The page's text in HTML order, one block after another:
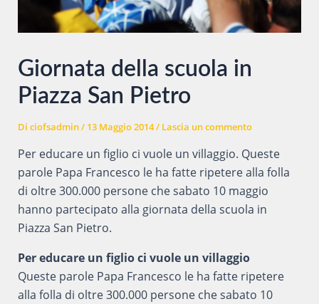
Giornata della scuola in
Piazza San Pietro
Di ciofsadmin/ 13 Maggio 2014/ Lascia un commento
Per educare un figlio ci vuole un villaggio. Queste
parole Papa Francesco le ha fatte ripetere alla folla
di oltre 300.000 persone che sabato 10 maggio
hanno partecipato alla giornata della scuola in
Piazza San Pietro.
Per educare un figlio ci vuole un villaggio
Queste parole Papa Francesco le ha fatte ripetere
alla folla di oltre 300.000 persone che sabato 10